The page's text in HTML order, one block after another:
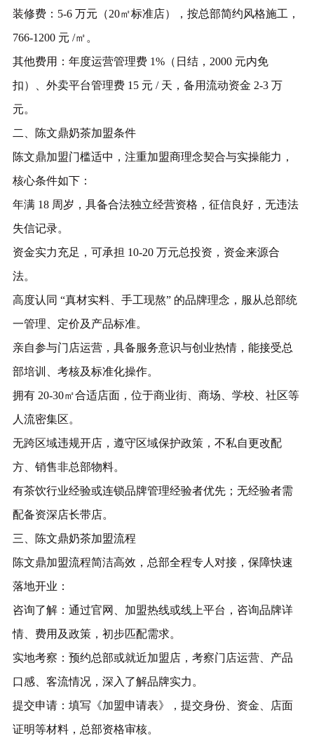
装修费：5-6 万元（20㎡标准店），按总部简约风格施工，
766-1200 元 /㎡。
其他费用：年度运营管理费 1%（日结，2000 元内免
扣）、外卖平台管理费 15 元 / 天，备用流动资金 2-3 万
元。
二、
陈文鼎奶茶加盟条件
陈文鼎加盟门槛适中，注重加盟商理念契合与实操能力，
核心条件如下：
年满 18 周岁，具备合法独立经营资格，征信良好，无违法
失信记录。
资金实力充足，可承担 10-20 万元总投资，资金来源合
法。
高度认同 “真材实料、手工现熬” 的品牌理念，服从总部统
一管理、定价及产品标准。
亲自参与门店运营，具备服务意识与创业热情，能接受总
部培训、考核及标准化操作。
拥有 20-30㎡合适店面，位于商业街、商场、学校、社区等
人流密集区。
无跨区域违规开店，遵守区域保护政策，不私自更改配
方、销售非总部物料。
有茶饮行业经验或连锁品牌管理经验者优先；无经验者需
配备资深店长带店。
三、
陈文鼎奶茶加盟流程
陈文鼎加盟流程简洁高效，总部全程专人对接，保障快速
落地开业：
咨询了解：通过官网、加盟热线或线上平台，咨询品牌详
情、费用及政策，初步匹配需求。
实地考察：预约总部或就近加盟店，考察门店运营、产品
口感、客流情况，深入了解品牌实力。
提交申请：填写《加盟申请表》，提交身份、资金、店面
证明等材料，总部资格审核。